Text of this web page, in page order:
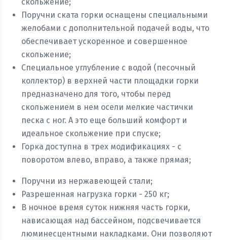
скольжение;
Поручни ската горки оснащены специальными
желобами с дополнительной подачей воды, что
обеспечивает ускоренное и совершенное
скольжение;
Специальное углубление с водой (песочный
коллектор) в верхней части площадки горки
предназначено для того, чтобы перед
скольжением в нем осели мелкие частички
песка с ног. А это еще больший комфорт и
идеальное скольжение при спуске;
Горка доступна в трех модификациях - с
поворотом влево, вправо, а также прямая;
Поручни из нержавеющей стали;
Разрешенная нагрузка горки - 250 кг;
В ночное время суток нижняя часть горки,
нависающая над бассейном, подсвечивается
люминесцентными накладками. Они позволяют